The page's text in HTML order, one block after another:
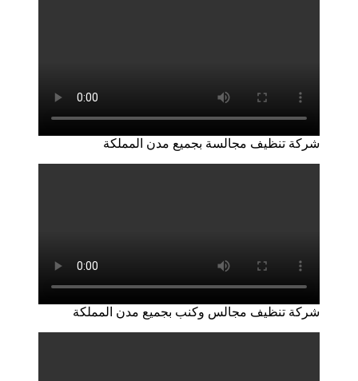
شركة تنظيف مجالسة بجميع مدن المملكة
شركة تنظيف مجالس وكنب بجميع مدن المملكة